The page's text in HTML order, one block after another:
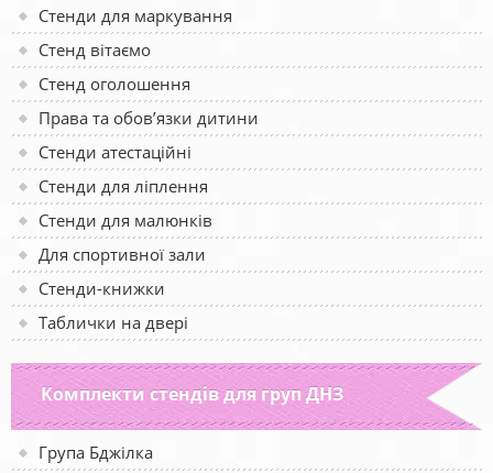
Стенди для маркування
Стенд вітаємо
Стенд оголошення
Права та обов’язки дитини
Стенди атестаційні
Стенди для ліплення
Стенди для малюнків
Для спортивної зали
Стенди-книжки
Таблички на двері
Комплекти стендів для груп ДНЗ
Група Бджілка